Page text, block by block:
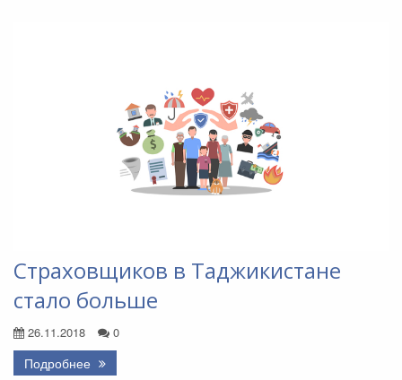
Страховщиков в Таджикистане
стало больше
26.11.2018 0
Подробнее